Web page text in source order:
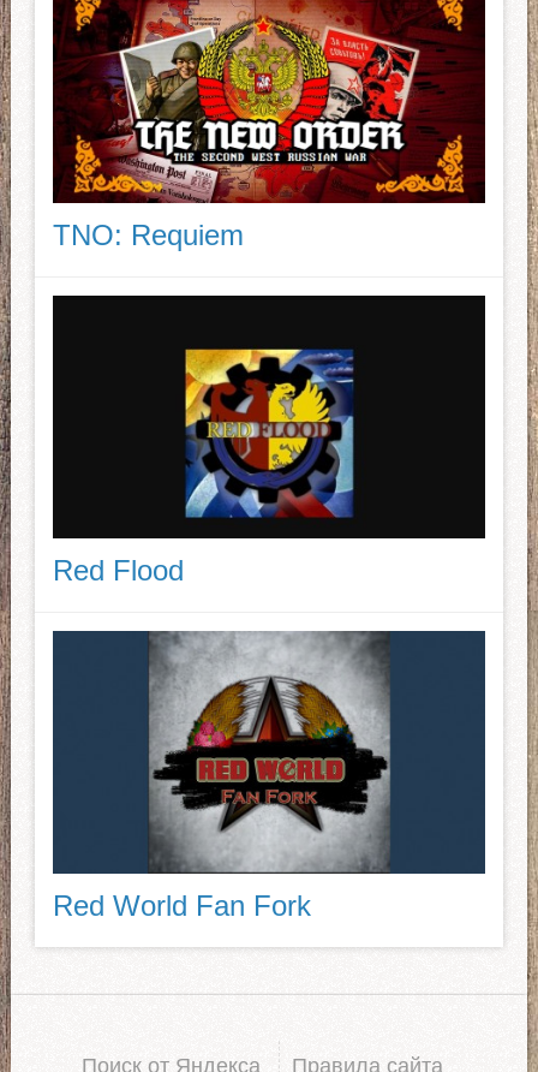
TNO: Requiem
Red Flood
Red World Fan Fork
Поиск от Яндекса Правила сайта